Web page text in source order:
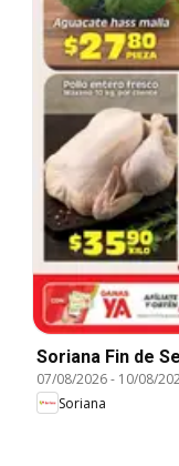
Soriana Fin de
07/08/2026- 10/08/
Soriana